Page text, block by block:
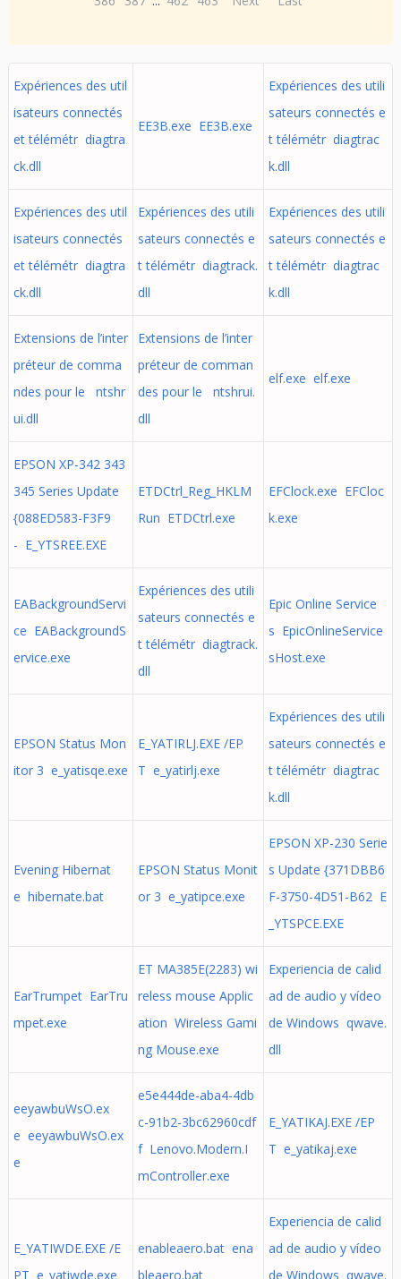
Expériences des util
isateurs connectés
et télémétr diagtra
ck.dll
EE3B.exe EE3B.exe
Expériences des utili
sateurs connectés e
t télémétr diagtrac
k.dll
Expériences des util
isateurs connectés
et télémétr diagtra
ck.dll
Expériences des utili
sateurs connectés e
t télémétr diagtrack.
dll
Expériences des utili
sateurs connectés e
t télémétr diagtrac
k.dll
Extensions de l’inter
préteur de comma
ndes pour le ntshr
ui.dll
Extensions de l’inter
préteur de comman
des pour le ntshrui.
dll
elf.exe elf.exe
EPSON XP-342 343
345 Series Update
{088ED583-F3F9
- E_YTSREE.EXE
ETDCtrl_Reg_HKLM
Run ETDCtrl.exe
EFClock.exe EFCloc
k.exe
EABackgroundServi
ce EABackgroundS
ervice.exe
Expériences des utili
sateurs connectés e
t télémétr diagtrack.
dll
Epic Online Service
s EpicOnlineService
sHost.exe
EPSON Status Mon
itor 3 e_yatisqe.exe
E_YATIRLJ.EXE /EP
T e_yatirlj.exe
Expériences des utili
sateurs connectés e
t télémétr diagtrac
k.dll
Evening Hibernat
e hibernate.bat
EPSON Status Monit
or 3 e_yatipce.exe
EPSON XP-230 Serie
s Update {371DBB6
F-3750-4D51-B62 E
_YTSPCE.EXE
EarTrumpet EarTru
mpet.exe
ET MA385E(2283) wi
reless mouse Applic
ation Wireless Gami
ng Mouse.exe
Experiencia de calid
ad de audio y vídeo
de Windows qwave.
dll
eeyawbuWsO.ex
e eeyawbuWsO.ex
e
e5e444de-aba4-4db
c-91b2-3bc62960cdf
f Lenovo.Modern.I
mController.exe
E_YATIKAJ.EXE /EP
T e_yatikaj.exe
E_YATIWDE.EXE /E
PT e_yatiwde.exe
enableaero.bat ena
bleaero.bat
Experiencia de calid
ad de audio y vídeo
de Windows qwave.